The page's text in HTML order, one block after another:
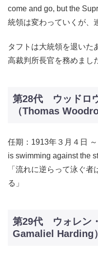
come and go, but the
統領は変わっていくが、
タフトは大統領を退いた
高裁判所長官を務めまし
第28代 ウッドロ
（Thomas
任期：1913年３月４日
is swimming against the
「流れに逆らって泳ぐ
る」
第29代 ウォレン
Gamaliel Harding）